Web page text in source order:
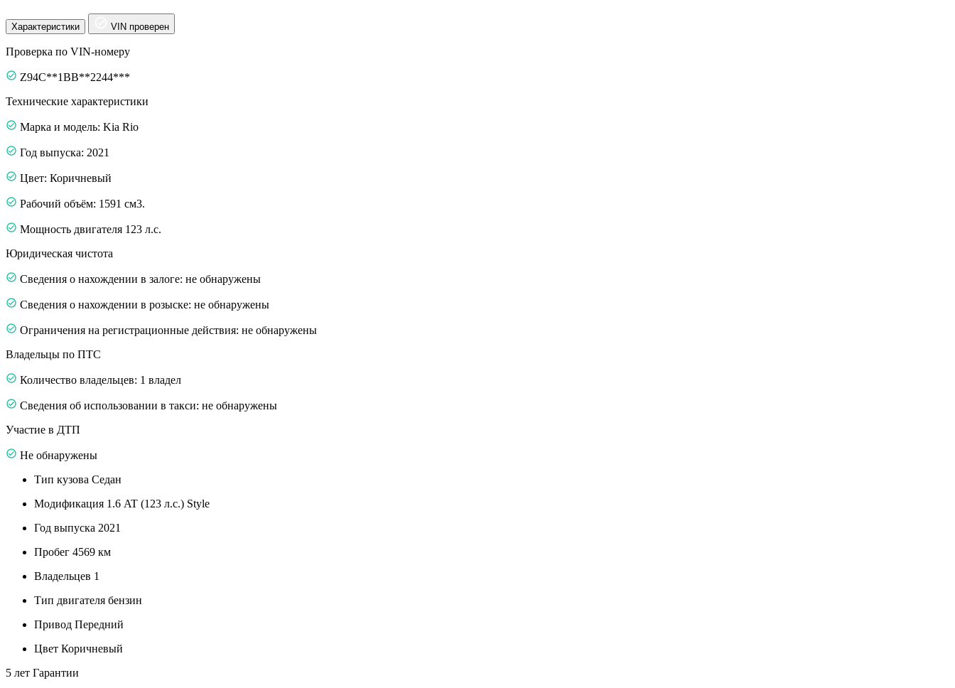
Характеристики VIN проверен
Проверка по VIN-номеру
Z94C**1BB**2244***
Технические характеристики
Марка и модель: Kia Rio
Год выпуска: 2021
Цвет: Коричневый
Рабочий объём: 1591 см3.
Мощность двигателя 123 л.с.
Юридическая чистота
Сведения о нахождении в залоге: не обнаружены
Сведения о нахождении в розыске: не обнаружены
Ограничения на регистрационные действия: не обнаружены
Владельцы по ПТС
Количество владельцев: 1 владел
Сведения об использовании в такси: не обнаружены
Участие в ДТП
Не обнаружены
Тип кузова Седан
Модификация 1.6 AT (123 л.с.) Style
Год выпуска 2021
Пробег 4569 км
Владельцев 1
Тип двигателя бензин
Привод Передний
Цвет Коричневый
5 лет Гарантии